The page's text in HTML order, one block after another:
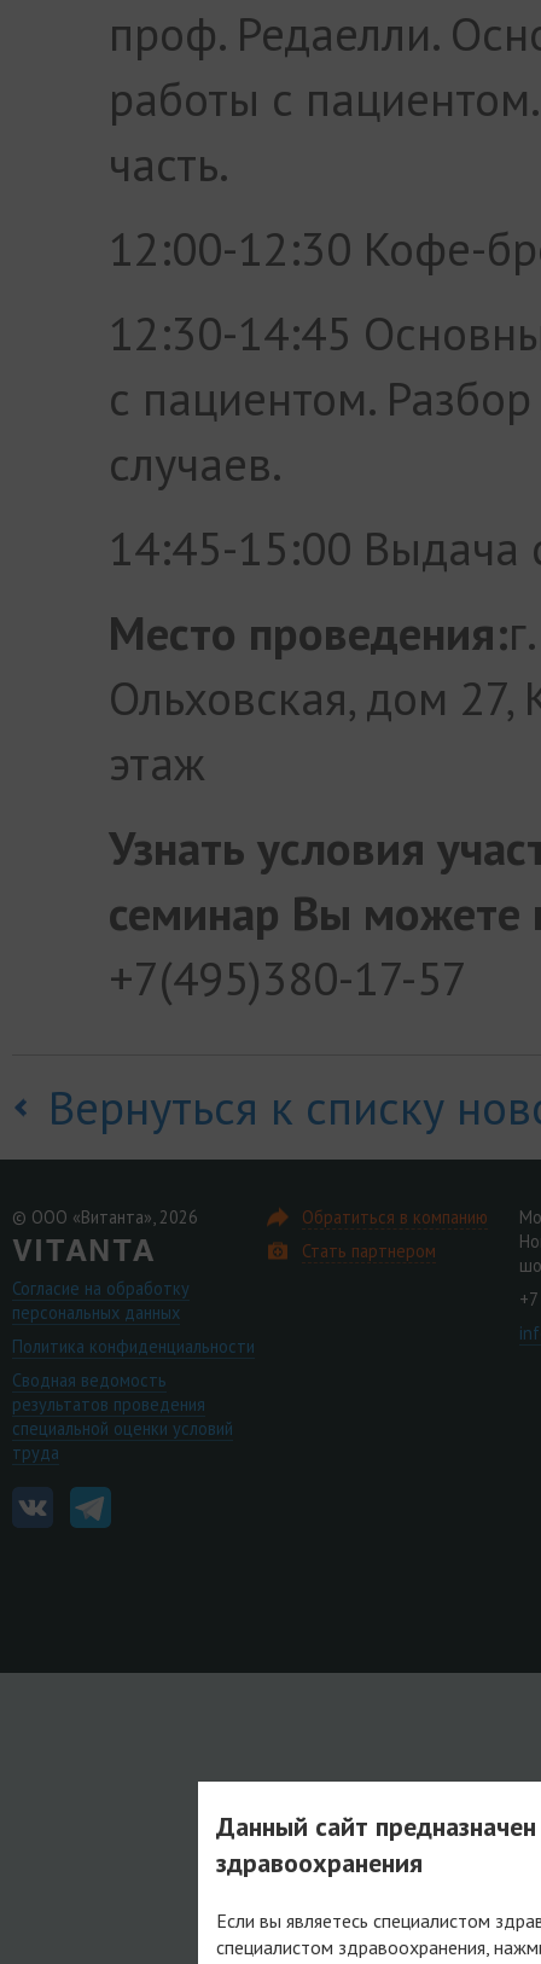
проф. Редаелли.
работы с
часть.
12:00-12:30 Кофе-
12:30-14:45
с пациентом.
случаев.
14:45-15:00 Выдача
Место проведения:
Ольховская, дом 27,
этаж
Узнать условия
семинар Вы можете
+7(495)380-17-57
Вернуться к списку
© ООО «Витанта», 2026
Согласие на обработку
персональных данных
Политика конфиденциальности
Сводная ведомость
результатов проведения
специальной оценки условий
труда
Обратиться в компанию
Стать партнером
Данный сайт
здравоохранения
Если вы являетесь специалистом
специалистом здравоохранения,